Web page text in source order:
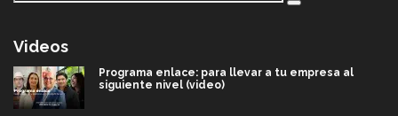
Videos
Programa enlace: para llevar a tu empresa al
siguiente nivel (video)